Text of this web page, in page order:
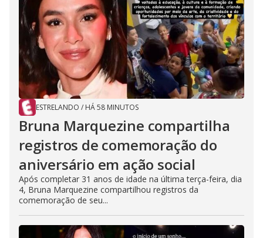
ESTRELANDO / HÁ 58 MINUTOS
Bruna Marquezine compartilha
registros de comemoração do
aniversário em ação social
Após completar 31 anos de idade na última terça-feira, dia
4, Bruna Marquezine compartilhou registros da
comemoração de seu...